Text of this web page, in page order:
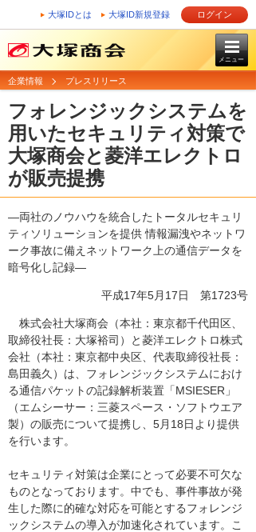
大塚IDとは 大塚ID新規登録 ログイン
メニュー
企業情報 プレスリリース
フォレンジックシステムを
用いたセキュリティ対策で
大塚商会と菱洋エレクトロ
が販売提携
―両社のノウハウを統合したトータルセキュリ
ティソリューションを提供 情報漏洩やネットワ
ーク事故に備えネットワーク上の通信データを
暗号化し記録―
平成17年5月17日 第1723号
株式会社大塚商会（本社：東京都千代田区、
取締役社長：大塚裕司）と菱洋エレクトロ株式
会社（本社：東京都中央区、代表取締役社長：
島田義久）は、フォレンジックシステムにおけ
る通信パケットの記録解析装置「MSIESER」
（エムシーサー：三菱スペース・ソフトウエア
製）の販売について提携し、5月18日より提供
を行います。
セキュリティ対策は企業にとって必要不可欠な
ものとなっております。中でも、事件事故が発
生した際に的確な対応を可能とするフォレンジ
ックシステムの導入が加速化されています。こ